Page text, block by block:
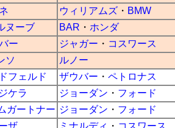
ウィリアムズ ・ BMW
ヌーブ BAR ・ ホンダ
ー ジャガー ・ コスワース
ソ
ルノー
フェルド ザウバー ・ ペトロナス
ケラ ジョーダン ・ フォード
ガートナー ジョーダン ・ フォード
ザ ミナルディ ・ コスワース